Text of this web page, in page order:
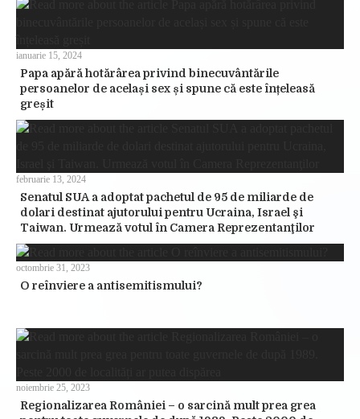
Papa apără hotărârea privind binecuvântările
persoanelor de același sex și spune că este înțeleasă
greșit
ianuarie 15, 2024
Senatul SUA a adoptat pachetul de 95 de miliarde de
dolari destinat ajutorului pentru Ucraina, Israel şi
Taiwan. Urmează votul în Camera Reprezentanţilor
februarie 13, 2024
O reînviere a antisemitismului?
octombrie 31, 2023
Regionalizarea României – o sarcină mult prea grea
noiembrie 25, 2023